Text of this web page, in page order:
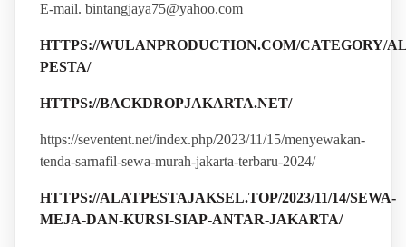
E-mail. bintangjaya75@yahoo.com
HTTPS://WULANPRODUCTION.COM/CATEGORY/
PESTA/
HTTPS://BACKDROPJAKARTA.NET/
https://seventent.net/index.php/2023/11/15/menyewakan-
tenda-sarnafil-sewa-murah-jakarta-terbaru-2024/
HTTPS://ALATPESTAJAKSEL.TOP/2023/11/14/SEWA-
MEJA-DAN-KURSI-SIAP-ANTAR-JAKARTA/